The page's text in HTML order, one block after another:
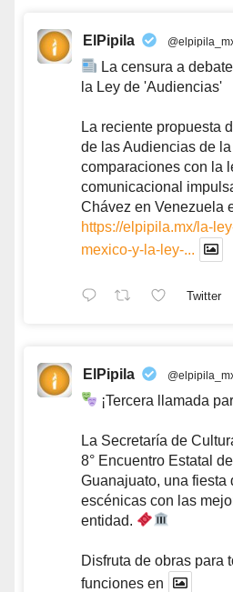
ElPipila
La censura a
la Ley de 'Audiencias'
La reciente propuesta
de las Audiencias de
comparaciones con la
comunicacional
Chávez en Venezuela
https://elpipila.mx/la-
mexico-y-la-ley-...
Twitter
ElPipila
¡Tercera llamada
La Secretaría de
8° Encuentro Estatal
Guanajuato, una fiesta
escénicas con las
entidad.
Disfruta de obras para
funciones en